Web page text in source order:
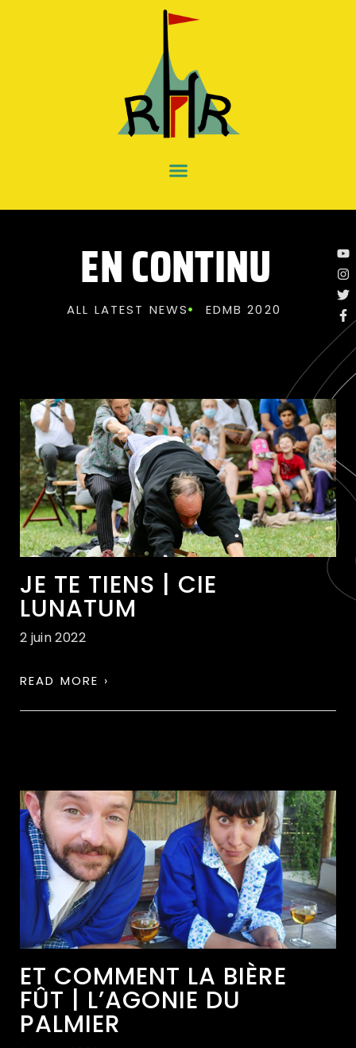
EN CONTINU
ALL LATEST NEWS EDMB 2020
JE TE TIENS | CIE
LUNATUM
2 juin 2022
READ MORE ›
ET COMMENT LA BIÈRE
FÛT | L’AGONIE DU
PALMIER